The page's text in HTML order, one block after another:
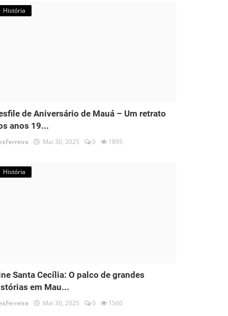
História
de Aniversário de Mauá – Um retrato
anos 19...
Mai 30, 2025 0 1895
História
Santa Cecília: O palco de grandes
em Mau...
Mai 30, 2025 0 1560